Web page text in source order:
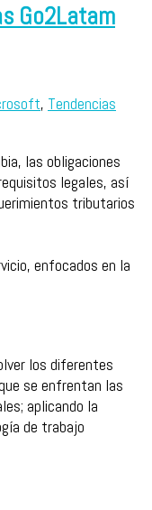
Go2Latam
, Tendencias
las obligaciones
legales, así
tributarios
enfocados en la
los diferentes
se enfrentan las
aplicando la
de trabajo